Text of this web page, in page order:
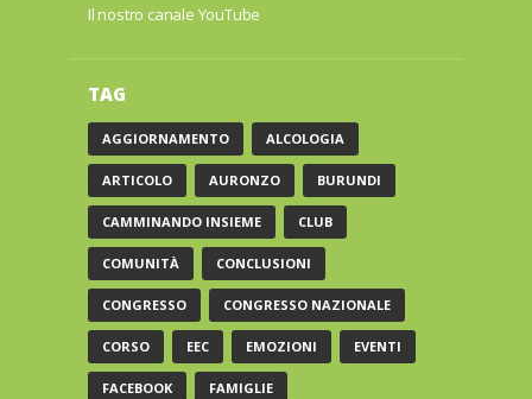
Il nostro canale YouTube
TAG
AGGIORNAMENTO ALCOLOGIA
ARTICOLO AURONZO BURUNDI
CAMMINANDO INSIEME CLUB
COMUNITÀ CONCLUSIONI
CONGRESSO CONGRESSO NAZIONALE
CORSO EEC EMOZIONI EVENTI
FACEBOOK FAMIGLIE